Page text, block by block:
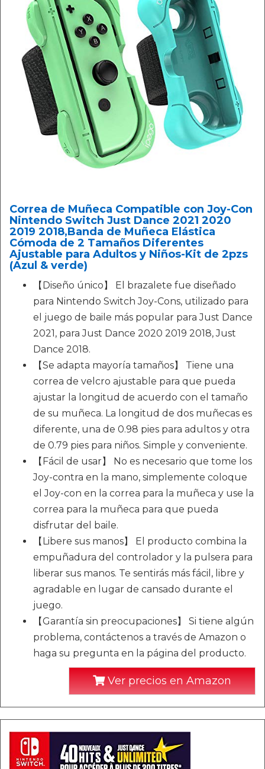
Correa de Muñeca Compatible con Joy-Con
Nintendo Switch Just Dance 2021 2020
2019 2018,Banda de Muñeca Elástica
Cómoda de 2 Tamaños Diferentes
Ajustable para Adultos y Niños-Kit de 2pzs
(Azul & verde)
【Diseño único】 El brazalete fue diseñado
para Nintendo Switch Joy-Cons, utilizado para
el juego de baile más popular para Just Dance
2021, para Just Dance 2020 2019 2018, Just
Dance 2018.
【Se adapta mayoría tamaños】 Tiene una
correa de velcro ajustable para que pueda
ajustar la longitud de acuerdo con el tamaño
de su muñeca. La longitud de dos muñecas es
diferente, una de 0.98 pies para adultos y otra
de 0.79 pies para niños. Simple y conveniente.
【Fácil de usar】 No es necesario que tome los
Joy-contra en la mano, simplemente coloque
el Joy-con en la correa para la muñeca y use la
correa para la muñeca para que pueda
disfrutar del baile.
【Libere sus manos】 El producto combina la
empuñadura del controlador y la pulsera para
liberar sus manos. Te sentirás más fácil, libre y
agradable en lugar de cansado durante el
juego.
【Garantía sin preocupaciones】 Si tiene algún
problema, contáctenos a través de Amazon o
haga su pregunta en la página del producto.
Ver precios en Amazon